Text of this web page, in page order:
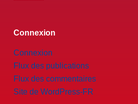
Connexion
Connexion
Flux des publications
Flux des commentaires
Site de WordPress-FR